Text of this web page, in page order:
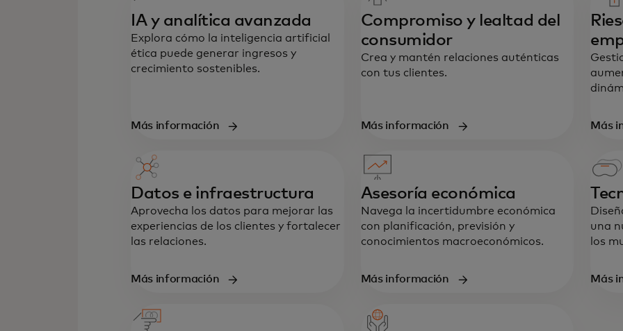
IA y analítica avanzada
Explora cómo la inteligencia artificial
ética puede generar ingresos y
crecimiento sostenibles.
Más información
Compromiso y lealtad del
consumidor
Crea y mantén relaciones auténticas
con tus clientes.
Más información Más
Datos e infraestructura
Aprovecha los datos para mejorar las
experiencias de los clientes y fortalecer
las relaciones.
Más información
Asesoría económica
Navega la incertidumbre económica
con planificación, previsión y
conocimientos macroeconómicos.
Más información
una
los
Más